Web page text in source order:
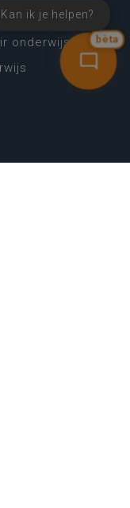
bèta
Kan ik je helpen?
onderwijs